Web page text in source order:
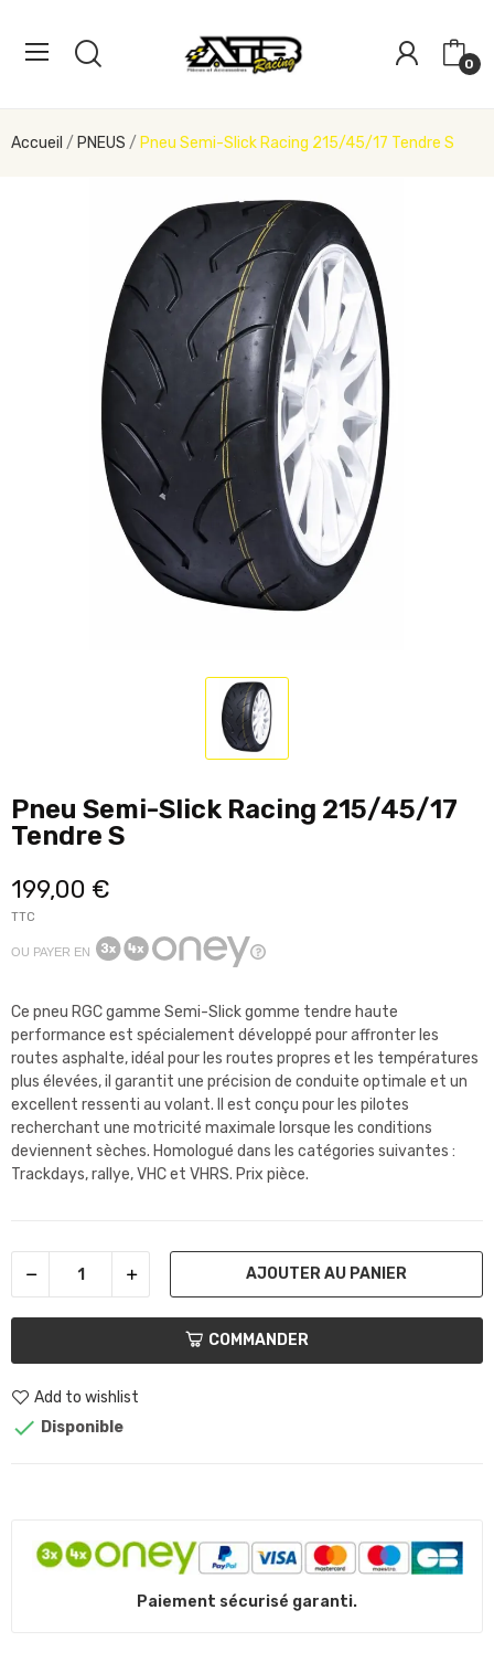
0
Accueil PNEUS Pneu Semi-Slick Racing 215/45/17 Tendre S
Pneu Semi-Slick Racing 215/45/17
Tendre S
199,00 €
TTC
OU PAYER EN
Ce pneu RGC gamme Semi-Slick gomme tendre haute
performance est spécialement développé pour affronter les
routes asphalte, idéal pour les routes propres et les températures
plus élevées, il garantit une précision de conduite optimale et un
excellent ressenti au volant. Il est conçu pour les pilotes
recherchant une motricité maximale lorsque les conditions
deviennent sèches. Homologué dans les catégories suivantes :
Trackdays, rallye, VHC et VHRS. Prix pièce.
AJOUTER AU PANIER
COMMANDER
Add to wishlist
 Disponible
Paiement sécurisé garanti.